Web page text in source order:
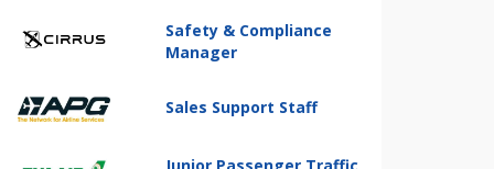
Safety & Compliance
Manager
Sales Support Staff